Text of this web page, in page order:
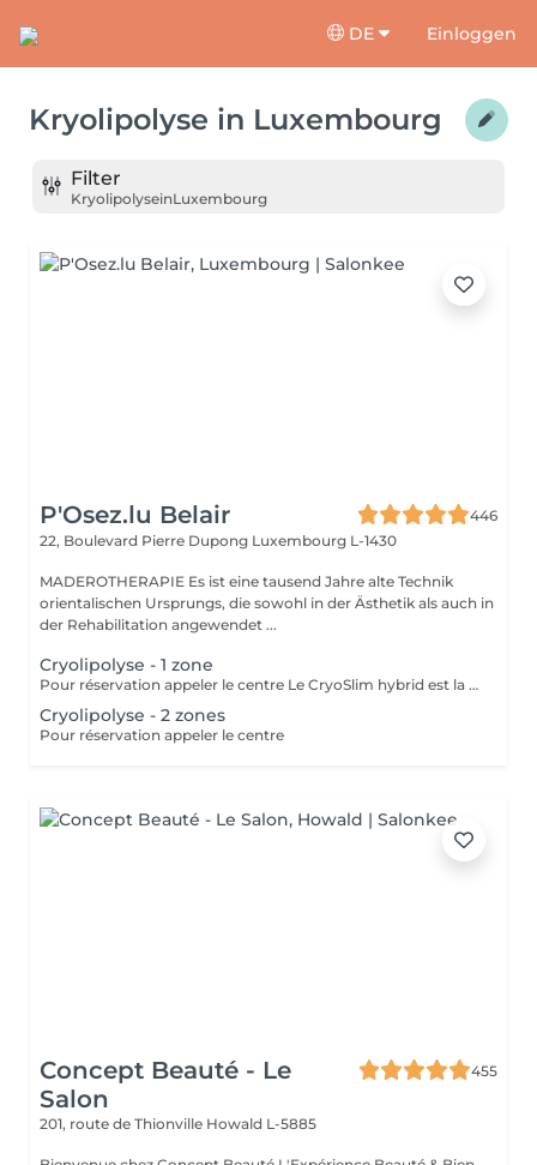
DE Einloggen
Kryolipolyse in Luxembourg
Filter
KryolipolyseinLuxembourg
P'Osez.lu Belair
446
22, Boulevard Pierre Dupong Luxembourg L-1430
MADEROTHERAPIE Es ist eine tausend Jahre alte Technik
orientalischen Ursprungs, die sowohl in der Ästhetik als auch in
der Rehabilitation angewendet ...
Cryolipolyse - 1 zone
Pour réservation appeler le centre Le CryoSlim hybrid est la nouvelle génération de Cryolipolyse médicale (traitement des cellules de graisse par le froid). CryoSlim hybrid est le seul appareil d'amincissement à garantir les résultats minceur cliniquement supérieurs à la moyenne et exclusivement avec des températures de traitement saines et sans danger pour l'organisme. Ce traitement concerne les hommes et les femmes qui présentent une ou plusieurs zones localisées souvent résistantes aux efforts de régime et sport : ventre, poignées d'amour, culotte de cheval, intérieur des cuisses, genoux, bras, dos.
Cryolipolyse - 2 zones
Pour réservation appeler le centre
Concept Beauté - Le
Salon
455
201, route de Thionville Howald L-5885